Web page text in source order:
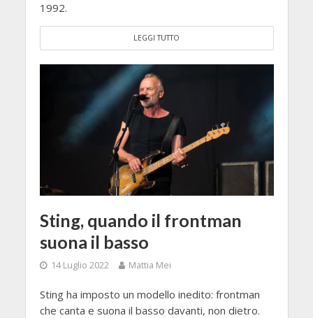
1992.
LEGGI TUTTO
Sting, quando il frontman
suona il basso
14 Luglio 2022 Mattia Mei
Sting ha imposto un modello inedito: frontman
che canta e suona il basso davanti, non dietro.